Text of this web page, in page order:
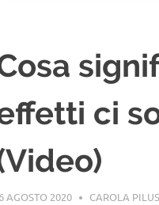
ci
6 AGOSTO 2020 CAROLA